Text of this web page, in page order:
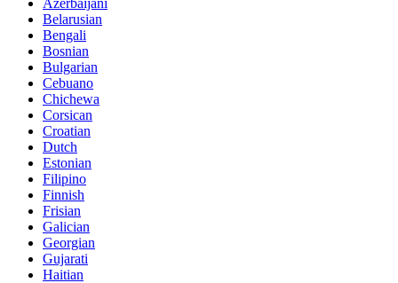
Belarusian
Bengali
Bosnian
Bulgarian
Cebuano
Chichewa
Corsican
Croatian
Dutch
Estonian
Filipino
Finnish
Frisian
Galician
Georgian
Gujarati
Haitian